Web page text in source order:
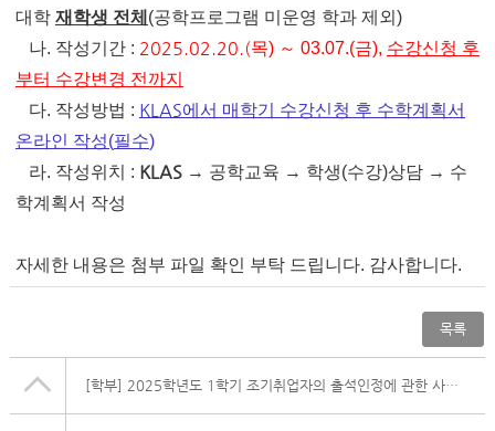
대학 재학생 전체 (공학프로그램 미운영 학과 제외 )
나. 작성기간 : 2025.02.20.(목) ～ 03.07.(금), 수강신청 후
부터 수강변경 전까지
다. 작성방법 : KLAS에서 매학기 수강신청 후 수학계획서
온라인 작성(필수)
라. 작성위치 : KLAS → 공학교육 → 학생(수강)상담 → 수
학계획서 작성
자세한 내용은 첨부 파일 확인 부탁 드립니다. 감사합니다.
목록
[학부] 2025학년도 1학기 조기취업자의 출석인정에 관한 사항 안내